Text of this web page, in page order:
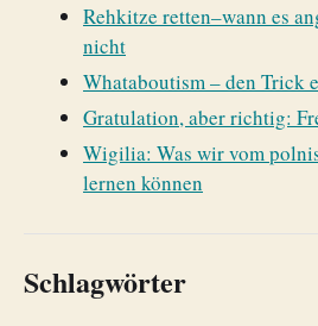
Rehkitze retten–wann es
nicht
Whataboutism – den Trick
Gratulation, aber richtig:
Wigilia: Was wir vom
lernen können
Schlagwörter